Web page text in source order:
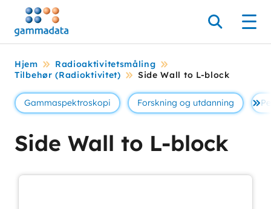
Hopp
hovedinnholdett
Søk
Hjem
Radioaktivitetsmåling
Tilbehør (Radioktivitet)
Side Wall to L-block
Gammaspektroskopi Forskning og utdanning Se
Side Wall to L-block